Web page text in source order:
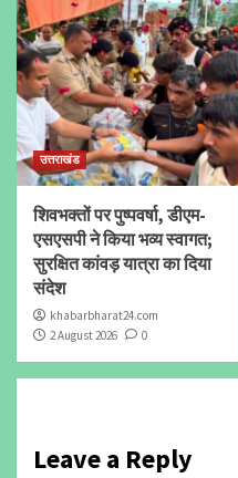
उत्तराखंड
शिवभक्तों पर पुष्पवर्षा, डीएम-
एसएसपी ने किया भव्य स्वागत;
सुरक्षित कांवड़ यात्रा का दिया
संदेश
khabarbharat24.com
2 August 2026
0
Leave a Reply